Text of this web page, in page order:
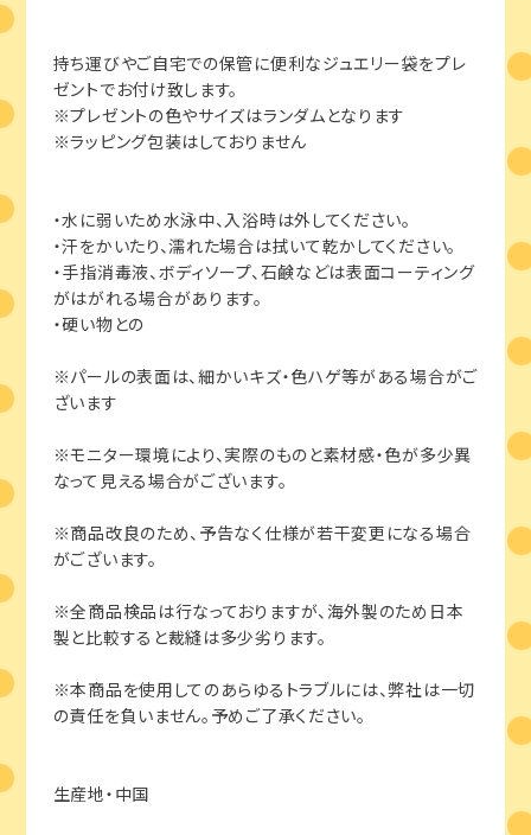
持ち運びやご自宅での保管に便利なジュエリー袋をプレ
ゼントでお付け致します。
※プレゼントの色やサイズはランダムとなります
※ラッピング包装はしておりません
・水に弱いため水泳中、入浴時は外してください。
・汗をかいたり、濡れた場合は拭いて乾かしてください。
・手指消毒液、ボディソープ、石鹸などは表面コーティング
がはがれる場合があります。
・硬い物との
※パールの表面は、細かいキズ・色ハゲ等がある場合がご
ざいます
※モニター環境により、実際のものと素材感・色が多少異
なって見える場合がございます。
※商品改良のため、予告なく仕様が若干変更になる場合
がございます。
※全商品検品は行なっておりますが、海外製のため日本
製と比較すると裁縫は多少劣ります。
※本商品を使用してのあらゆるトラブルには、弊社は一切
の責任を負いません。予めご了承ください。
生産地・中国